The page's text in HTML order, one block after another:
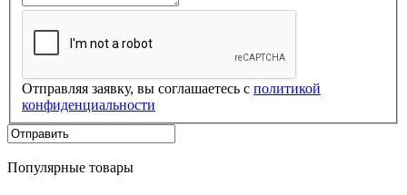
Отправляя заявку, вы соглашаетесь с политикой
конфиденциальности
Популярные товары